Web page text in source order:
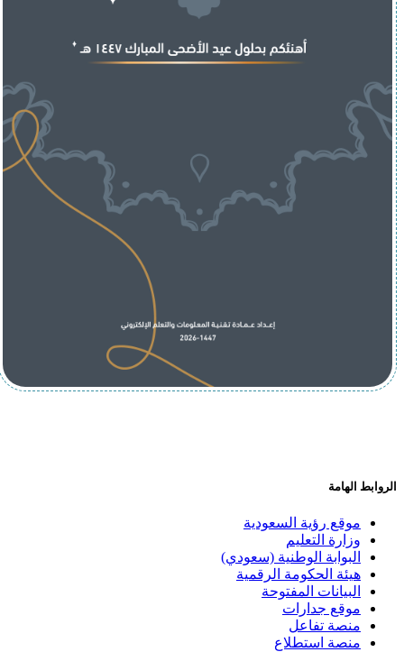
الروابط الهامة
موقع رؤية السعودية
وزارة التعليم
البوابة الوطنية (سعودي)
هيئة الحكومة الرقمية
البيانات المفتوحة
موقع جدارات
منصة تفاعل
منصة استطلاع